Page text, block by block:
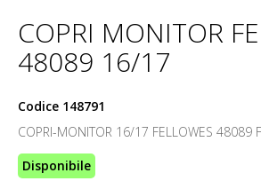
COPRI MONITOR
48089 16/17
Codice 148791
COPRI-MONITOR 16/17 FELLOWES
Disponibile